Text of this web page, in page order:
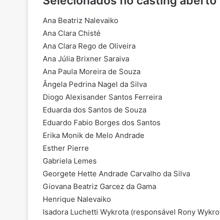
Ana Beatriz Nalevaiko
Ana Clara Chisté
Ana Clara Rego de Oliveira
Ana Júlia Brixner Saraiva
Ana Paula Moreira de Souza
Ângela Pedrina Nagel da Silva
Diogo Alexisander Santos Ferreira
Eduarda dos Santos de Souza
Eduardo Fabio Borges dos Santos
Erika Monik de Melo Andrade
Esther Pierre
Gabriela Lemes
Georgete Hette Andrade Carvalho da Silva
Giovana Beatriz Garcez da Gama
Henrique Nalevaiko
Isadora Luchetti Wykrota (responsável Rony